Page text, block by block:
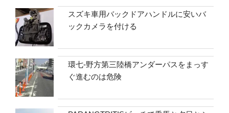
スズキ車用バックドアハンドルに安いバ
ックカメラを付ける
環七-野方第三陸橋アンダーパスをまっす
ぐ進むのは危険